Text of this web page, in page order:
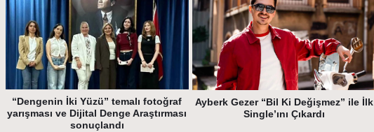
“Dengenin İki Yüzü” temalı fotoğraf
yarışması ve Dijital Denge Araştırması
sonuçlandı
Ayberk Gezer “Bil Ki Değişmez” ile İlk
Single’ını Çıkardı